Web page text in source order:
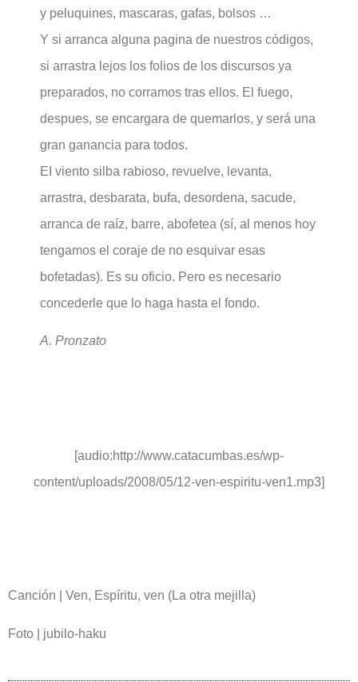
y peluquines, mascaras, gafas, bolsos …
Y si arranca alguna pagina de nuestros códigos,
si arrastra lejos los folios de los discursos ya
preparados, no corramos tras ellos. El fuego,
despues, se encargara de quemarlos, y será una
gran ganancia para todos.
EI viento silba rabioso, revuelve, levanta,
arrastra, desbarata, bufa, desordena, sacude,
arranca de raíz, barre, abofetea (sí, al menos hoy
tengamos el coraje de no esquivar esas
bofetadas). Es su oficio. Pero es necesario
concederle que lo haga hasta el fondo.
A. Pronzato
[audio:http://www.catacumbas.es/wp-
content/uploads/2008/05/12-ven-espiritu-ven1.mp3]
Canción | Ven, Espíritu, ven (La otra mejilla)
Foto | jubilo-haku